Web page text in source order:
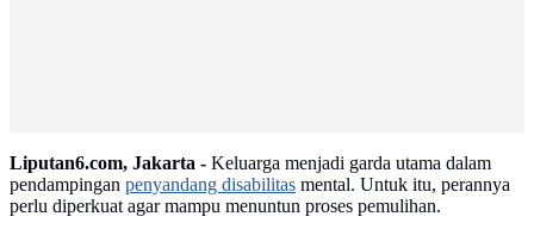
Liputan6.com, Jakarta - Keluarga menjadi garda utama dalam
pendampingan penyandang disabilitas mental. Untuk itu, perannya
perlu diperkuat agar mampu menuntun proses pemulihan.